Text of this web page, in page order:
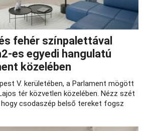
fehér színpalettával
es egyedi hangulatú
közelében
V. kerületében, a Parlament mögött
tér közvetlen közelében. Nézz szét
hogy csodaszép belső tereket fogsz